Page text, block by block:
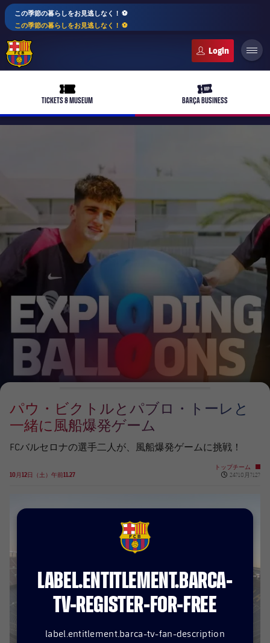
この季節の暮らしをお見逃しなく！ ⚽️
この季節の暮らしをお見逃しなく！ ⚽️
ticket-full
TICKETS & MUSEUM
ticket-vip
BARÇA BUSINESS
plusicon
label.aria.plus
バルサアカデミー
plusicon
label.aria.plus
会長
レジェンド
監督
plusicon
label.aria.plus
プレスパス
Facilities
LABEL.ARIA.PLUS
トップチーム
女子サッカー
plusicon
label.aria.plus
スケジュール
チケット
結果
順位表
バルサAtlètic
plusicon
label.aria.plus
スケジュール
チケット
結果
順位表
PLUSICON
LABEL.ARIA.PLUS
トップチーム
plusicon
label.aria.plus
スケジュール
チケット
結果
順位表
PLUSICON
LABEL.ARIA.PLUS
トップチーム
スケジュール
チケット
結果
順位表
PLUSICON
LABEL.ARIA.PLUS
トップチーム
plusicon
label.aria.plus
スケジュール
チケット
順位表
チケット
結果
順位表
パウ・ビクトルとパブロ・トーレと
一緒に風船爆発ゲーム
FCバルセロナの選手二人が、風船爆発ゲームに挑戦！
10月12日（土）午前11.27
トップチーム
Published news
24?10月?12?
FCB Barcelona badge
LABEL.ENTITLEMENT.BARCA-
TV-REGISTER-FOR-FREE
label.entitlement.barca-tv-fan-description